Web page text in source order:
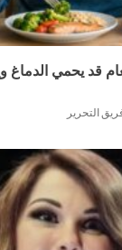
قد يحمي الدماغ
التحرير